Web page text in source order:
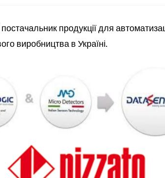
продукції для
виробництва в Україні.